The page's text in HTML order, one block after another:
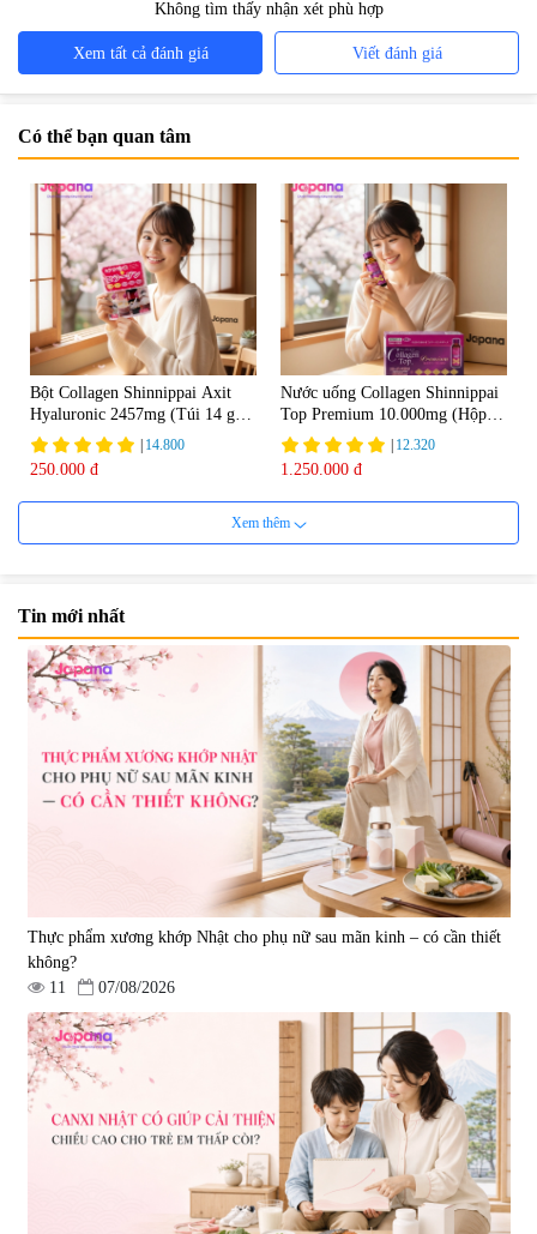
Không tìm thấy nhận xét phù hợp
Xem tất cả đánh giá Viết đánh giá
Có thể bạn quan tâm
Bột Collagen Shinnippai Axit
Hyaluronic 2457mg (Túi 14 gói
x 3g) - Date 04/2027
14.800
250.000 đ
Nước uống Collagen Shinnippai
Top Premium 10.000mg (Hộp
10 chai x 50ml)
12.320
1.250.000 đ
Nước uống đẹp da Collagen
50ml)
| 789.120
1.200.000 đ
Nước uống Collagen Kaza Rose
Lady 5000mg (Hộp 10 chai x
50ml)
|67.440
950.000 đ
Nước uống Collagen Shinnippai
Top 5.000mg (Hộp 10 chai x
50ml)
693.000 đ
Bột Collagen Green Herb
Kirehada Collagen Powder 100
Green+ (Hộp 30 gói x 5g) - Date
12/2026
|336.320
1.290.000 đ
Xem thêm
Tin mới nhất
Thực phẩm xương khớp Nhật cho phụ nữ sau mãn kinh – có cần thiết
không?
11
07/08/2026